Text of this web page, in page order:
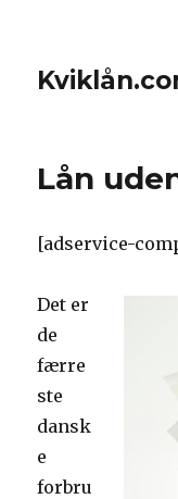
Lån
[adservice-
Det er
de
færre
ste
dansk
e
forbru